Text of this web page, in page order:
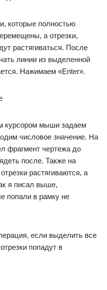
которые полностью
а отрезки,
растягиваться. После
линии из выделенной
Нажимаем «Enter».
курсором мыши задаем
числовое значение. На
фрагмент чертежа до
после. Также на
растягиваются, а
я писал выше,
попали в рамку не
если выделить все
попадут в